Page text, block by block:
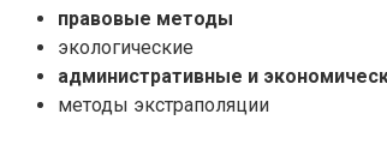
правовые методы
экологические
административные и
методы экстраполяции